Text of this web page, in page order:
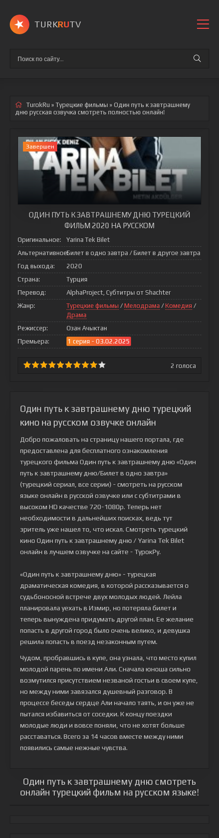
TURKRUTV
TurokRu » Турецкие фильмы » Один путь к завтрашнему
дню русская озвучка смотреть полностью онлайн!
Завершен
ОДИН ПУТЬ К ЗАВТРАШНЕМУ ДНЮ ТУРЕЦКИЙ
ФИЛЬМ 2020 НА РУССКОМ
Оригинальное:
Yarina Tek Bilet
Альтернативное:Билет в одно завтра / Билет в другое завтра
Год выхода:
2020
Страна:
Турция
Перевод:
AlphaProject, Субтитры от Shachter
Жанр:
Турецкие фильмы / Мелодрама / Комедия /
Драма
Режиссер:
Озан Ачыктан
Премьера:
1 серия - 03.02.2025
2 голоса
Один путь к завтрашнему дню турецкий
кино на русском озвучке онлайн
Добро пожаловать на страницу нашего портала, где
предоставлена для бесплатного ознакомления
турецкого фильма Один путь к завтрашнему дню «Один
путь к завтрашнему дню/Билет в одно завтра»
(турецкий сериал, все серии) - смотреть на русском
языке онлайн в русской озвучке или с субтитрами в
высоком HD качестве 720-1080p. Теперь нет
необходимости в дальнейших поисках, ведь тут
зритель уже нашел то, что искал. Смотреть турецкий
кино Один путь к завтрашнему дню / Yarina Tek Bilet
онлайн в лучшем озвучке на сайте - ТурокРу.
«Один путь к завтрашнему дню» - турецкая
драматическая комедия, в которой рассказывается о
судьбоносной встрече двух молодых людей. Лейла
планировала уехать в Измир, но потеряла билет и
теперь вынуждена придумать другой план. Ее желание
попасть в другой город было очень велико, и девушка
решила попасть в поезд незаконным путем.
Чудом, пробравшись в купе, она узнала, что место купил
молодой парень по имени Али. Сначала юноша сильно
возмутился присутствием незваной гостьи в своем купе,
но между ними завязался душевный разговор. В
процессе беседы сердце Али начало таять, и он уже не
пытался избавиться от соседки. К концу поездки
молодые люди и вовсе поняли, что не хотят больше
расставаться. Всего за 14 часов вместе между ними
появились самые нежные чувства.
Один путь к завтрашнему дню смотреть
онлайн турецкий фильм на русском языке!